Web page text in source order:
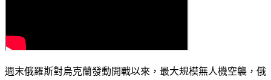
週末俄羅斯對烏克蘭發動開戰以來，最大規模無人機空襲，俄